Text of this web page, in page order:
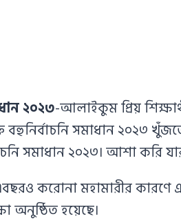
২০২৩-আলাইকুম প্রিয়
বহুনির্বাচনি সমাধান
সমাধান ২০২৩। আশা করি
করোনা মহামারীর কারণে
অনুষ্ঠিত হয়েছে।